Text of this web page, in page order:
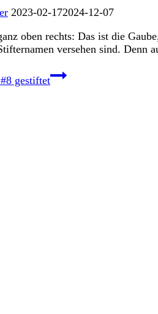
2023-02-172024-12-07
oben rechts: Das ist die
versehen sind. Denn
gestiftet